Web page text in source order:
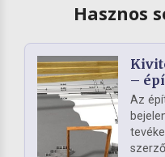
Hasznos
–
Az